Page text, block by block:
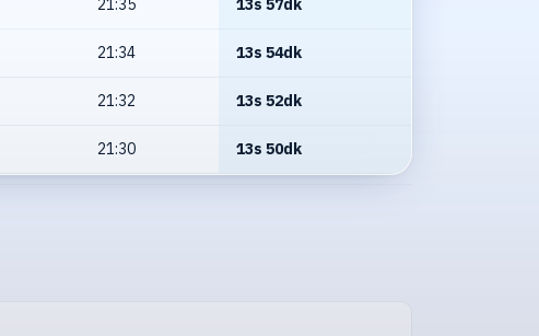
21:35 13s 57dk
21:34 13s 54dk
21:32 13s 52dk
21:30 13s 50dk